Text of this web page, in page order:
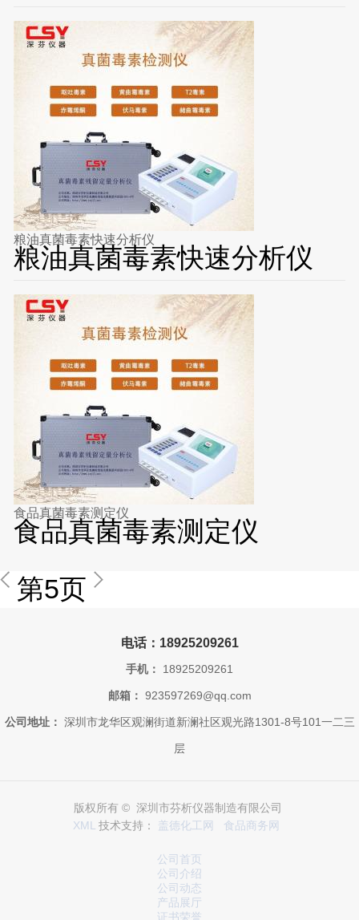
粮油真菌毒素快速分析仪
粮油真菌毒素快速分析仪
食品真菌毒素测定仪
食品真菌毒素测定仪
第5页
电话：18925209261
手机： 18925209261
邮箱： 923597269@qq.com
公司地址： 深圳市龙华区观澜街道新澜社区观光路1301-8号101一二三
层
版权所有 © 深圳市芬析仪器制造有限公司
XML 技术支持： 盖德化工网 食品商务网
公司首页
公司介绍
公司动态
产品展厅
证书荣誉